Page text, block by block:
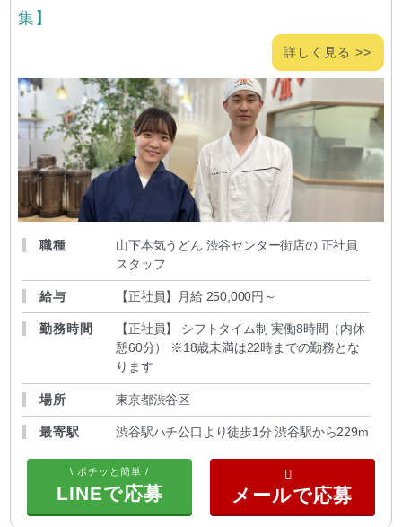
集】
詳しく見る >>
職種
山下本気うどん 渋谷センター街店の 正社員
スタッフ
給与 【正社員】月給 250,000円～
勤務時間
【正社員】 シフトタイム制 実働8時間（内休
憩60分） ※18歳未満は22時までの勤務とな
ります
場所 東京都渋谷区
最寄駅 渋谷駅ハチ公口より徒歩1分 渋谷駅から229m
\ ポチッと簡単 /
LINEで応募